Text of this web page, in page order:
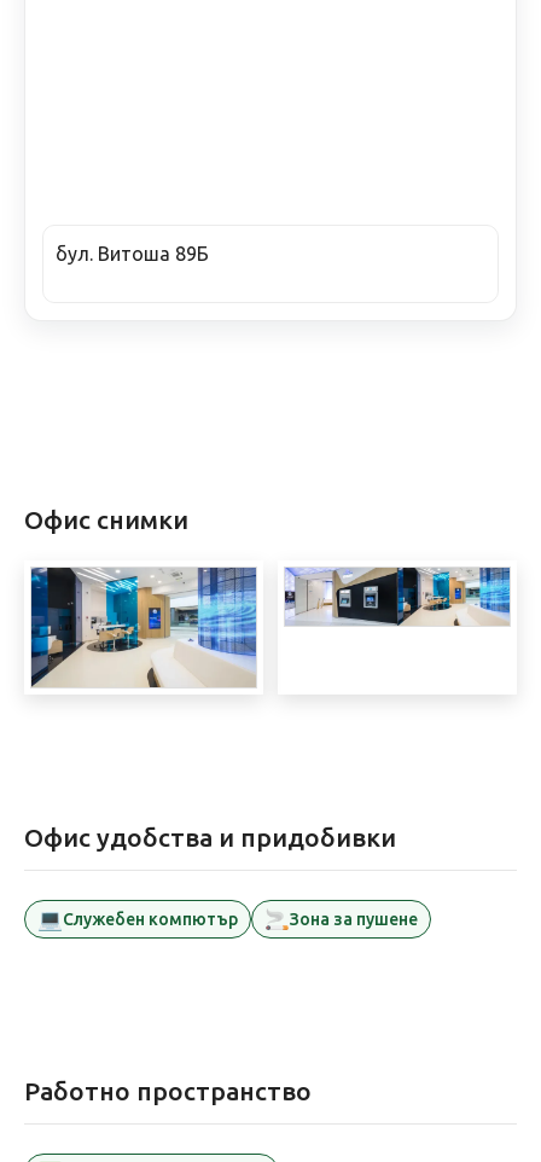
бул. Витоша 89Б
Офис снимки
Офис удобства и придобивки
💻 Служебен компютър 🚬Зона за пушене
Работно пространство